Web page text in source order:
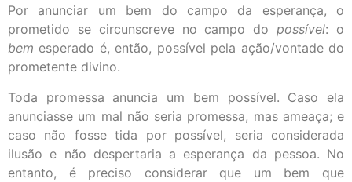
Por anunciar um bem do campo da esperança, o
prometido se circunscreve no campo dopossível: o
bem esperado é, então, possível pela ação/vontade do
prometente divino.
Toda promessa anuncia um bem possível. Caso ela
anunciasse um mal não seria promessa, mas ameaça; e
caso não fosse tida por possível, seria considerada
ilusão e não despertaria a esperança da pessoa. No
entanto, é preciso considerar que um bem que